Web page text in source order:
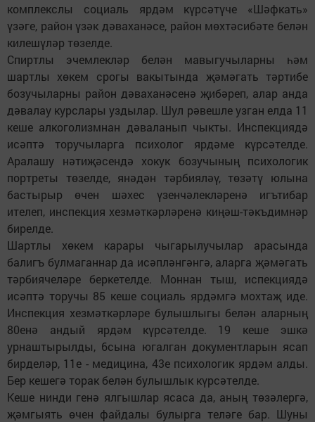
комплекслы социаль ярдәм күрсәтүче «Шәфкать»
үзәге, район үзәк дәваханәсе, район мөхтәсибәте белән
килешүләр төзелде.
Спиртлы эчемлекләр белән мавыгучыларны һәм
шартлы хөкем срогы вакытында җәмәгать тәртибе
бозучыларны район дәваханәсенә җибәреп, алар анда
дәвалау курслары уздылар. Шул рәвешле узган елда 11
кеше алкоголизмнан дәваланып чыкты. Инспекциядә
исәптә торучыларга психолог ярдәме күрсәтелде.
Аралашу нәтиҗәсендә хокук бозучының психологик
портреты төзелде, янәдән тәрбияләү, төзәтү юлына
бастырыр өчен шәхес үзенчәлекләренә игътибар
ителеп, инспекция хезмәткәрләренә киңәш-тәкъдимнәр
бирелде.
Шартлы хөкем карары чыгарылучылар арасында
балигъ булмаганнар да исәпләнгәнгә, аларга җәмәгать
тәрбиячеләре беркетелде. Моннан тыш, испекциядә
исәптә торучы 85 кеше социаль ярдәмгә мохтаҗ иде.
Инспекция хезмәткәрләре булышлыгы белән аларның
80енә андый ярдәм күрсәтелде. 19 кеше эшкә
урнаштырылды, 6сына югалган документларын ясап
бирделәр, 11е - медицина, 43е психологик ярдәм алды.
Бер кешегә торак белән булышлык күрсәтелде.
Кеше нинди генә ялгышлар ясаса да, аның төзәлергә,
җәмгыять өчен файдалы булырга теләге бар. Шуны